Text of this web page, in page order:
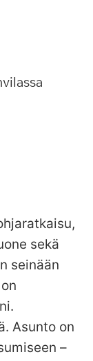
sekä
seinään
Asunto on
–